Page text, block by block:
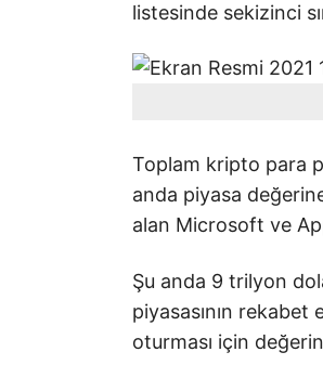
listesinde sekizinci
Toplam kripto para
anda piyasa
alan Microsoft ve
Şu anda 9 trilyon
piyasasının rekabet
oturması için